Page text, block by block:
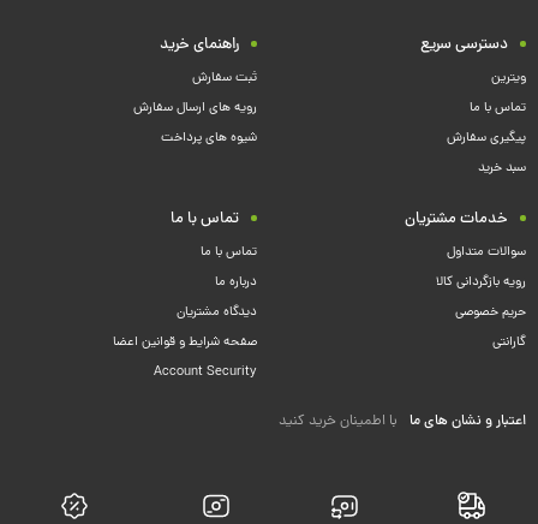
دسترسی سریع
ویترین
تماس با ما
پیگیری سفارش
سبد خرید
راهنمای خرید
ثبت سفارش
رویه های ارسال سفارش
شیوه های پرداخت
خدمات مشتریان
سوالات متداول
رویه بازگردانی کالا
حریم خصوصی
گارانتی
تماس با ما
تماس با ما
درباره ما
دیدگاه مشتریان
صفحه شرایط و قوانین اعضا
Account Security
اعتبار و نشان های ما با اطمینان خرید کنید